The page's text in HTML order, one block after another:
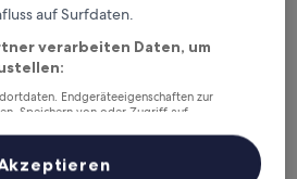
nahe
auf Surfdaten.
verarbeiten Daten, um
Endgeräteeigenschaften zur
Speichern von oder Zugriff auf
und der Performance von Inhalten,
Entwicklung und Verbesserung von